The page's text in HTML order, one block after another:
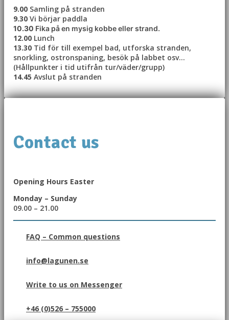
9.00 Samling på stranden
9.30 Vi börjar paddla
10.30 Fika på en mysig kobbe eller strand.
12.00 Lunch
13.30 Tid för till exempel bad, utforska stranden,
snorkling, ostronspaning, besök på labbet osv…
(Hållpunkter i tid utifrån tur/väder/grupp)
14.45 Avslut på stranden
Contact us
Opening Hours Easter
Monday – Sunday
09.00 – 21.00
FAQ – Common questions
info@lagunen.se
Write to us on Messenger
+46 (0)526 – 755000